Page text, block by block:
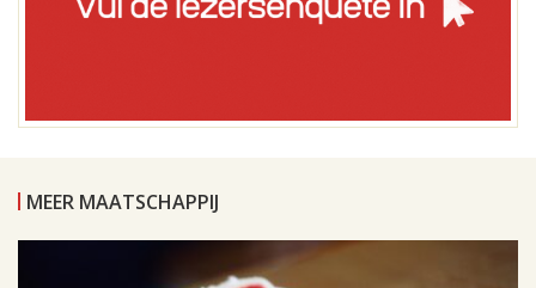
MEER MAATSCHAPPIJ